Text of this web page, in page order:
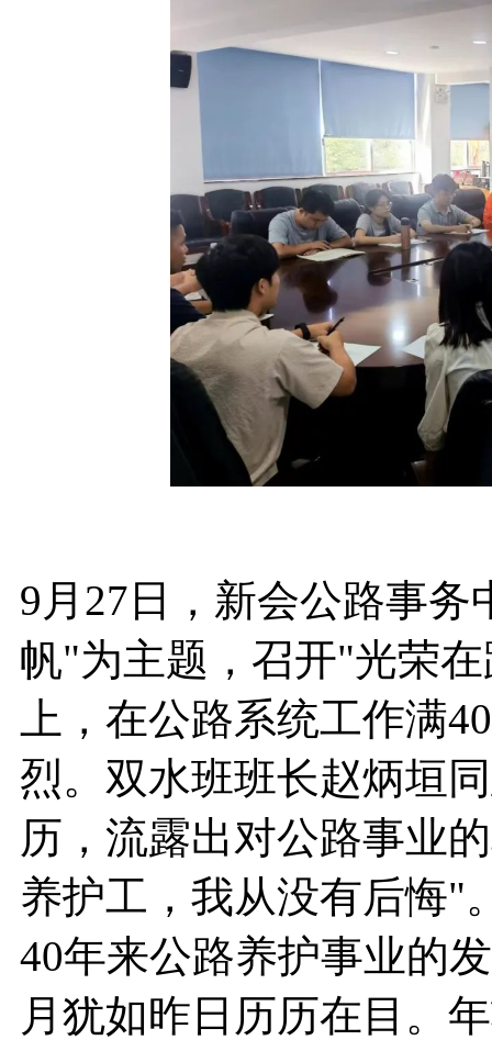
9月27日，新会公路事
帆"为主题，召开"光荣
上，在公路系统工作满
烈。双水班班长赵炳垣
历，流露出对公路事业
养护工，我从没有后悔"
40年来公路养护事业的
月犹如昨日历历在目。